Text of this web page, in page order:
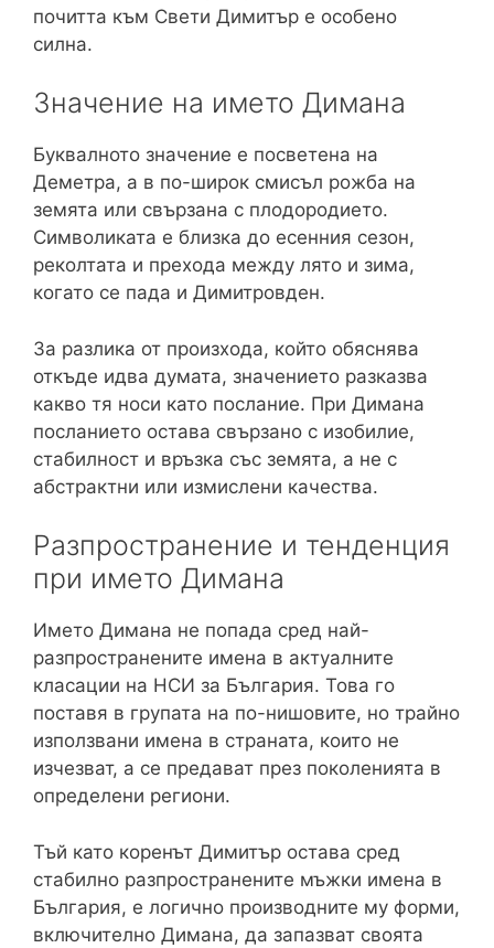
почитта към Свети Димитър е особено
силна.
Значение на името Димана
Буквалното значение е посветена на
Деметра, а в по-широк смисъл рожба на
земята или свързана с плодородието.
Символиката е близка до есенния сезон,
реколтата и прехода между лято и зима,
когато се пада и Димитровден.
За разлика от произхода, който обяснява
откъде идва думата, значението разказва
какво тя носи като послание. При Димана
посланието остава свързано с изобилие,
стабилност и връзка със земята, а не с
абстрактни или измислени качества.
Разпространение и тенденция
при името Димана
Името Димана не попада сред най-
разпространените имена в актуалните
класации на НСИ за България. Това го
поставя в групата на по-нишовите, но трайно
използвани имена в страната, които не
изчезват, а се предават през поколенията в
определени региони.
Тъй като коренът Димитър остава сред
стабилно разпространените мъжки имена в
България, е логично производните му форми,
включително Димана, да запазват своята